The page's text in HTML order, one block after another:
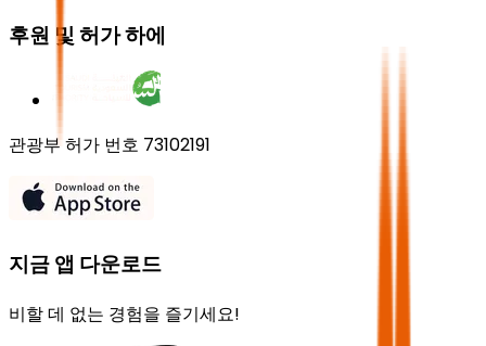
후원 및 허가 하에
관광부 허가 번호 73102191
지금 앱 다운로드
비할 데 없는 경험을 즐기세요!